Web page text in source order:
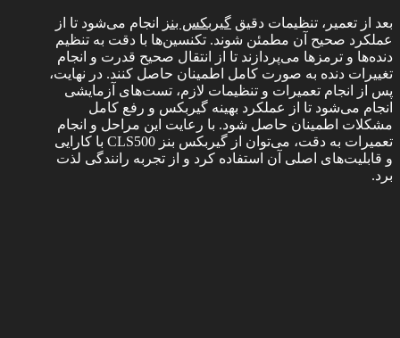
بعد از تعمیر، تنظیمات دقیق گیربکس بنز
انجام می‌شود تا از
عملکرد صحیح آن مطمئن شوند. تکنسین‌ها با دقت به تنظیم
دنده‌ها و ترمزها می‌پردازند تا از انتقال صحیح قدرت و انجام
تغییرات دنده به صورت کامل اطمینان حاصل کنند. در نهایت،
پس از انجام تعمیرات و تنظیمات لازم، تست‌های آزمایشی
انجام می‌شود تا از عملکرد بهینه گیربکس و رفع کامل
مشکلات اطمینان حاصل شود. با رعایت این مراحل و انجام
تعمیرات به دقت، می‌توان از گیربکس بنز CLS500 با کارایی
و قابلیت‌های اصلی آن استفاده کرد و از تجربه رانندگی لذت
برد.